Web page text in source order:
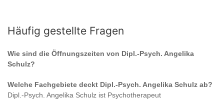
Häufig gestellte Fragen
Wie sind die Öffnungszeiten von Dipl.-Psych. Angelika
Schulz?
Welche Fachgebiete deckt Dipl.-Psych. Angelika Schulz ab?
Dipl.-Psych. Angelika Schulz ist Psychotherapeut